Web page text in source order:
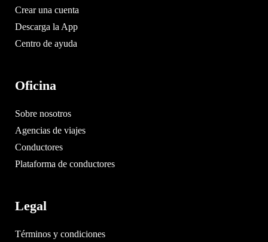
Crear una cuenta
Descarga la App
Centro de ayuda
Oficina
Sobre nosotros
Agencias de viajes
Conductores
Plataforma de conductores
Legal
Términos y condiciones